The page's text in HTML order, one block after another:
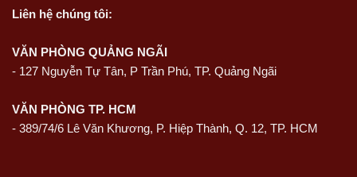
Liên hệ chúng tôi:
VĂN PHÒNG QUẢNG NGÃI
- 127 Nguyễn Tự Tân, P Trần Phú, TP. Quảng Ngãi
VĂN PHÒNG TP. HCM
- 389/74/6 Lê Văn Khương, P. Hiệp Thành, Q. 12, TP. HCM